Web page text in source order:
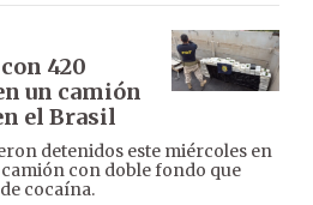
420
un camión
el Brasil
detenidos este miércoles en
con doble fondo que
cocaína.